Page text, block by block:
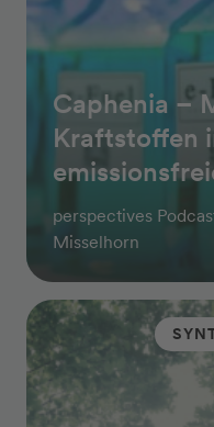
Caphenia –
Kraftstoffen
perspectives
Misselhorn